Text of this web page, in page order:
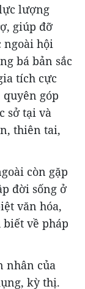
lượng
giúp đỡ
ngoài hội
bá bản sắc
tích cực
góp
sở tại và
thiên tai,
còn gặp
đời sống ở
văn hóa,
về pháp
nhân của
kỳ thị.